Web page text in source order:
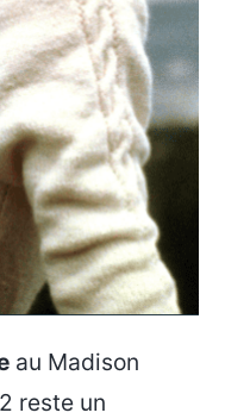
au Madison
reste un